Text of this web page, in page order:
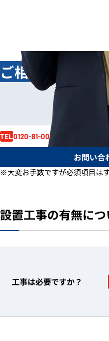
ご相談 無料 ！
TEL0120-81-0017
お見積り依頼は
お問い合
※大変お手数ですが必須項目は
設置工事の有無につ
工事は必要ですか？